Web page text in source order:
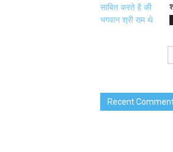
Recent